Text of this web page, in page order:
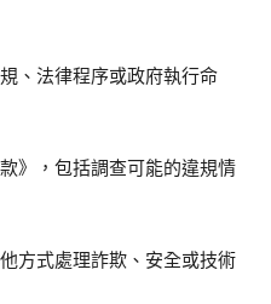
、法律程序或政府執行命
》，包括調查可能的違規情
方式處理詐欺、安全或技術